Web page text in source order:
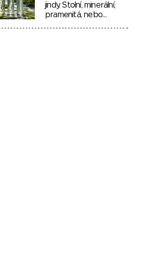
jindy. Stolní, minerální,
pramenitá, nebo…